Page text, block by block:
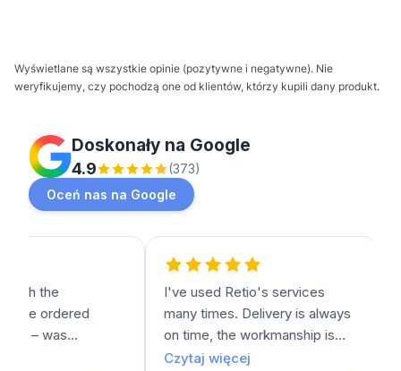
Wyświetlane są wszystkie opinie (pozytywne i negatywne). Nie
weryfikujemy, czy pochodzą one od klientów, którzy kupili dany produkt.